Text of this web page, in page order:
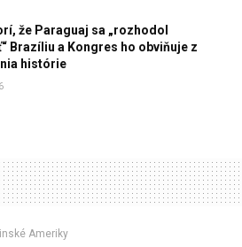
že Paraguaj sa „rozhodol
Brazíliu a Kongres ho obviňuje z
histórie
Ameriky